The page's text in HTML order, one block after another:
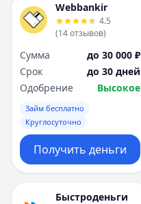
Webbankir
4.5
(14отзывов)
Сумма
до 30 000 ₽
Срок
до 30 дней
Одобрение
Высокое
Займ бесплатно
Круглосуточно
Получить деньги
Быстроденьги